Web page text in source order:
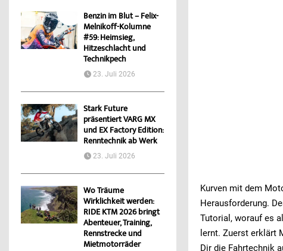
Kurven mit dem
Herausforderung.
Tutorial, worauf es
lernt. Zuerst erklärt
Dir die Fahrtechnik
Benzin im Blut – Felix-
Melnikoff-Kolumne
#59: Heimsieg,
Hitzeschlacht und
Technikpech
23. Juli 2026
Stark Future
präsentiert VARG MX
und EX Factory Edition:
Renntechnik ab Werk
23. Juli 2026
Wo Träume
Wirklichkeit werden:
RIDE KTM 2026 bringt
Abenteuer, Training,
Rennstrecke und
Mietmotorräder